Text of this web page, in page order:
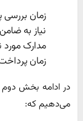
زمان بررسی
نیاز به
مدارک مورد
زمان
در ادامه بخش
می‌دهیم که: